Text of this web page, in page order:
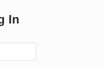
In